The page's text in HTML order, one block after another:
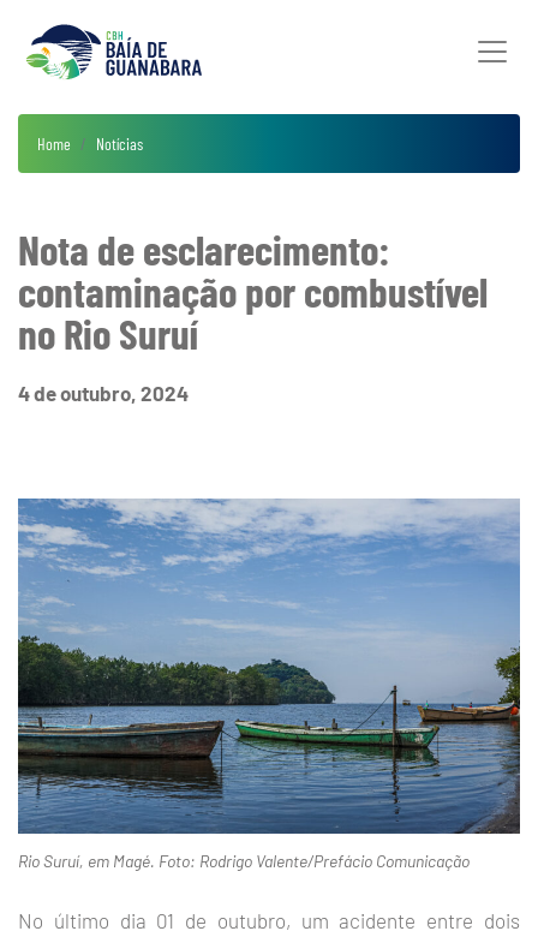
Home Notícias
Nota de esclarecimento:
contaminação por combustível
no Rio Suruí
4 de outubro, 2024
Rio Suruí, em Magé. Foto: Rodrigo Valente/Prefácio Comunicação
No último dia 01 de outubro, um acidente entre dois